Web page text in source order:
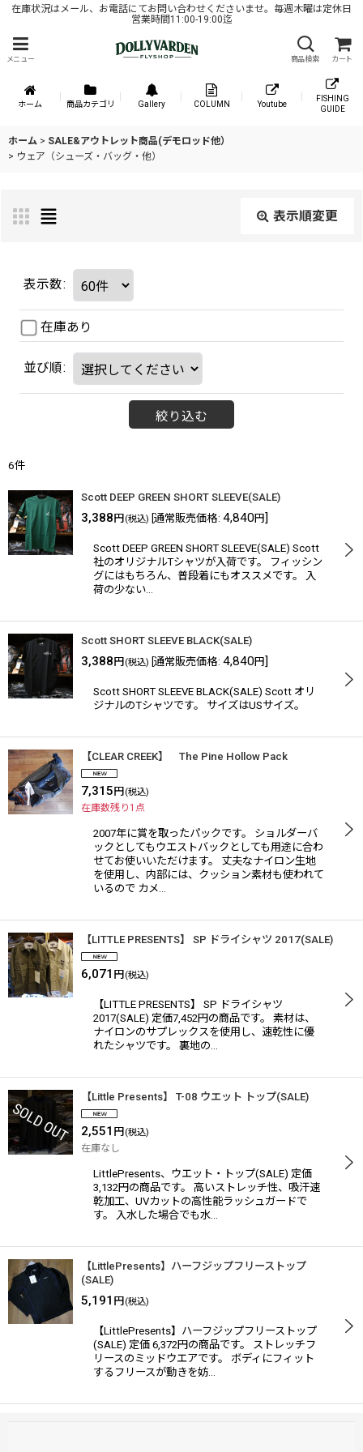
在庫状況はメール、お電話にてお問い合わせくださいませ。毎週木曜は定休日
営業時間11:00-19:00迄
メニュー 商品検索 カート
ホーム 商品カテゴリ Gallery COLUMN Youtube
FISHING
GUIDE
ホーム > SALE&アウトレット商品(デモロッド他）
> ウェア（シューズ・バッグ・他）
表示順変更
表示数:
在庫あり
並び順:
絞り込む
6件
Scott DEEP GREEN SHORT SLEEVE(SALE)
3,388 円 (税込) 通常販売価格: 4,840円]
Scott DEEP GREEN SHORT SLEEVE(SALE) Scott
社のオリジナルTシャツが入荷です。 フィッシン
グにはもちろん、普段着にもオススメです。 入
荷の少ない…
Scott SHORT SLEEVE BLACK(SALE)
3,388 円 (税込) 通常販売価格: 4,840円]
Scott SHORT SLEEVE BLACK(SALE) Scott オリ
ジナルのTシャツです。 サイズはUSサイズ。
【CLEAR CREEK】 The Pine Hollow Pack
7,315 円 (税込)
在庫数残り1点
2007年に賞を取ったパックです。 ショルダーバ
ックとしてもウエストバックとしても用途に合わ
せてお使いいただけます。 丈夫なナイロン生地
を使用し、内部には、クッション素材も使われて
いるので カメ…
【LITTLE PRESENTS】 SP ドライシャツ 2017(SALE)
6,071 円 (税込)
【LITTLE PRESENTS】 SP ドライシャツ
2017(SALE) 定価7,452円の商品です。 素材は、
ナイロンのサプレックスを使用し、速乾性に優
れたシャツです。 裏地の…
【Little Presents】 T-08 ウエット トップ(SALE)
2,551 円 (税込)
在庫なし
LittlePresents、ウエット・トップ(SALE) 定価
3,132円の商品です。 高いストレッチ性、吸汗速
乾加工、UVカットの高性能ラッシュガードで
す。 入水した場合でも水…
【LittlePresents】ハーフジップフリーストップ
(SALE)
5,191 円 (税込)
【LittlePresents】ハーフジップフリーストップ
(SALE) 定価 6,372円の商品です。 ストレッチフ
リースのミッドウエアです。 ボディにフィット
するフリースが動きを妨…